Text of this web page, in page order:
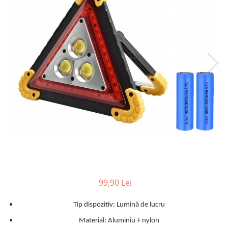
Organizatoare auto
Parasolare si jaluzele
Suporturi bauturi
Tratament Hidrofob
99,90 Lei
Tip dispozitiv: Lumină de lucru
Material: Aluminiu + nylon